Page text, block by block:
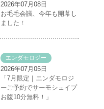
2026年07月08日
お毛毛会議、今年も開幕し
ました！
エンダモロジー
2026年07月05日
「7月限定｜エンダモロジ
ーご予約でサーモシェイプ
お腹10分無料！」